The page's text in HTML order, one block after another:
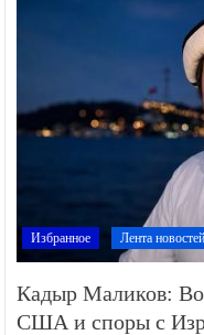
Избранное Лента новостей
Кадыр Маликов:
США и споры с